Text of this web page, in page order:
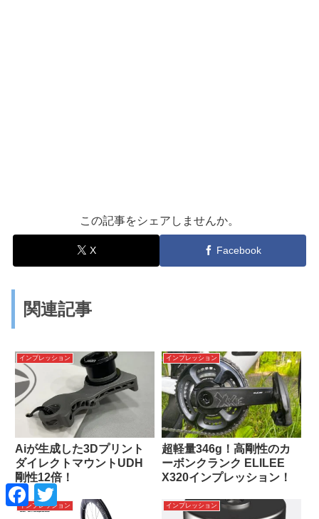
この記事をシェアしませんか。
X Facebook
関連記事
インプレッション
Aiが生成した3Dプリント
ダイレクトマウントUDH
剛性12倍！
インプレッション
超軽量346g！高剛性のカ
ーボンクランク ELILEE
X320インプレッション！
インプレッション インプレッション
F
a
c
w
i